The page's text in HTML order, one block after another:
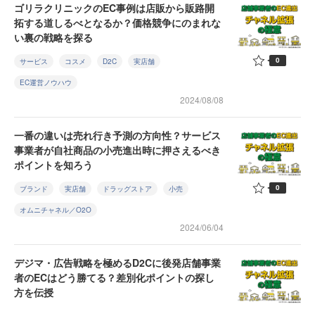
ゴリラクリニックのEC事例は店販から販路開
拓する道しるべとなるか？価格競争にのまれな
い裏の戦略を探る
サービス コスメ D2C 実店舗
EC運営ノウハウ
2024/08/08
0
一番の違いは売れ行き予測の方向性？サービス
事業者が自社商品の小売進出時に押さえるべき
ポイントを知ろう
ブランド 実店舗 ドラッグストア 小売
オムニチャネル／O2O
2024/06/04
0
デジマ・広告戦略を極めるD2Cに後発店舗事業
者のECはどう勝てる？差別化ポイントの探し
方を伝授